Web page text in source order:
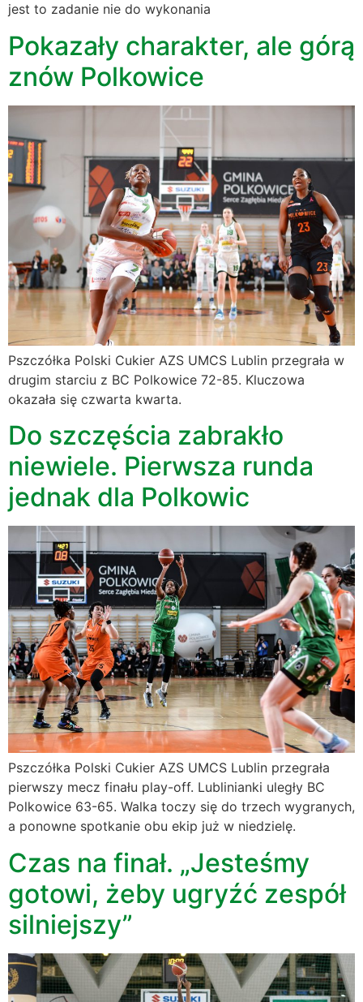
jest to zadanie nie do wykonania
Pokazały charakter, ale górą
znów Polkowice
Pszczółka Polski Cukier AZS UMCS Lublin przegrała w
drugim starciu z BC Polkowice 72-85. Kluczowa
okazała się czwarta kwarta.
Do szczęścia zabrakło
niewiele. Pierwsza runda
jednak dla Polkowic
Pszczółka Polski Cukier AZS UMCS Lublin przegrała
pierwszy mecz finału play-off. Lublinianki uległy BC
Polkowice 63-65. Walka toczy się do trzech wygranych,
a ponowne spotkanie obu ekip już w niedzielę.
Czas na finał. „Jesteśmy
gotowi, żeby ugryźć zespół
silniejszy”